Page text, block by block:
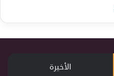
الأخيرة